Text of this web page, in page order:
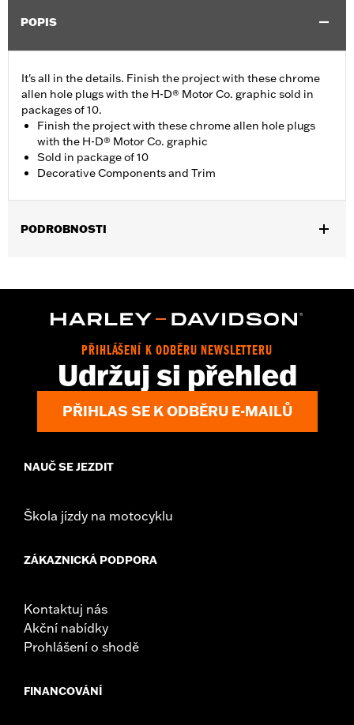
POPIS
It's all in the details. Finish the project with these chrome
allen hole plugs with the H-D® Motor Co. graphic sold in
packages of 10.
Finish the project with these chrome allen hole plugs
with the H-D® Motor Co. graphic
Sold in package of 10
Decorative Components and Trim
PODROBNOSTI
Material Diameter UOM:Inches
Each
10 allen hole plugs
WARRANTY:1 year limited warranty – Go to www.h-
PŘIHLÁŠENÍ K ODBĚRU NEWSLETTERU
Udržuj si přehled
PŘIHLAS SE K ODBĚRU E-MAILŮ
NAUČ SE JEZDIT
Škola jízdy na motocyklu
ZÁKAZNICKÁ PODPORA
Kontaktuj nás
Akční nabídky
Prohlášení o shodě
FINANCOVÁNÍ